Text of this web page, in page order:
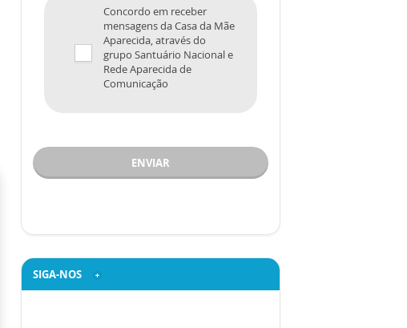
Concordo em receber
mensagens da Casa da Mãe
Aparecida, através do
grupo Santuário Nacional e
Rede Aparecida de
Comunicação
ENVIAR
SIGA-NOS